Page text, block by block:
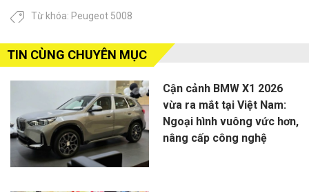
Từ khóa: Peugeot 5008
TIN CÙNG CHUYÊN MỤC
Cận cảnh BMW X1 2026
vừa ra mắt tại Việt Nam:
Ngoại hình vuông vức hơn,
nâng cấp công nghệ